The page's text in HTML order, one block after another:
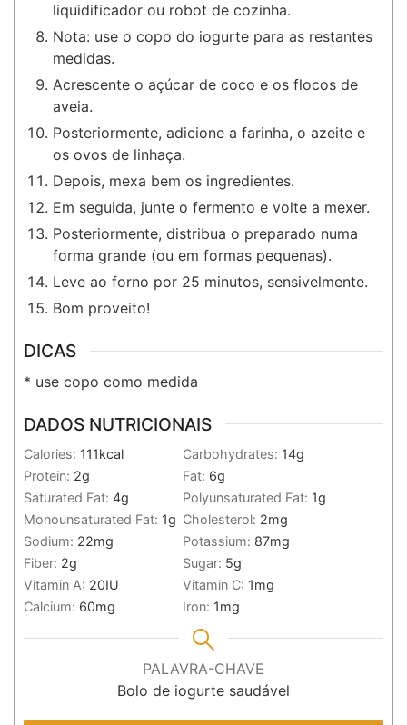
liquidificador ou robot de cozinha.
Nota: use o copo do iogurte para as restantes
medidas.
Acrescente o açúcar de coco e os flocos de
aveia.
Posteriormente, adicione a farinha, o azeite e
os ovos de linhaça.
Depois, mexa bem os ingredientes.
Em seguida, junte o fermento e volte a mexer.
Posteriormente, distribua o preparado numa
forma grande (ou em formas pequenas).
Leve ao forno por 25 minutos, sensivelmente.
Bom proveito!
DICAS
* use copo como medida
DADOS NUTRICIONAIS
Calories: 111kcal Carbohydrates: 14g
Protein: 2g Fat: 6g
Saturated Fat: 4g Polyunsaturated Fat: 1g
Monounsaturated Fat: 1g Cholesterol: 2mg
Sodium: 22mg Potassium: 87mg
Fiber: 2g Sugar: 5g
Vitamin A: 20IU Vitamin C: 1mg
Calcium: 60mg Iron: 1mg
PALAVRA-CHAVE
Bolo de iogurte saudável